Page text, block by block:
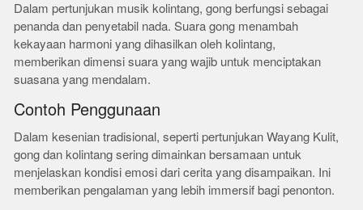
Dalam pertunjukan musik kolintang, gong berfungsi sebagai
penanda dan penyetabil nada. Suara gong menambah
kekayaan harmoni yang dihasilkan oleh kolintang,
memberikan dimensi suara yang wajib untuk menciptakan
suasana yang mendalam.
Contoh Penggunaan
Dalam kesenian tradisional, seperti pertunjukan Wayang Kulit,
gong dan kolintang sering dimainkan bersamaan untuk
menjelaskan kondisi emosi dari cerita yang disampaikan. Ini
memberikan pengalaman yang lebih immersif bagi penonton.